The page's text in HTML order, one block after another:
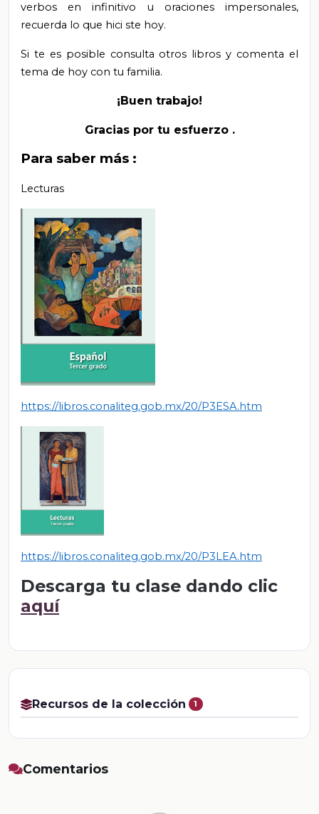
verbos en infinitivo u oraciones impersonales,
recuerda lo que hici ste hoy.
Si te es posible consulta otros libros y comenta el
tema de hoy con tu familia.
¡Buen trabajo!
Gracias por tu esfuerzo .
Para saber más :
Lecturas
https://libros.conaliteg.gob.mx/20/P3ESA.htm
https://libros.conaliteg.gob.mx/20/P3LEA.htm
Descarga tu clase dando clic
aquí
Recursos de la colección 1
Comentarios